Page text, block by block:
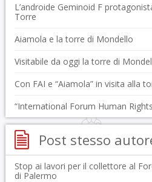
L’androide Geminoid F
Torre
Aiamola e la torre di Mondello
Visitabile da oggi la torre di
Con FAI e “Aiamola” in visita alla
“International Forum Human
Post stesso
Stop ai lavori per il collettore al
di Palermo